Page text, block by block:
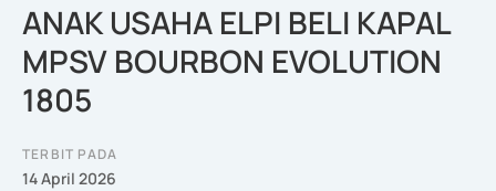
ANAK USAHA ELPI BELI KAPAL
MPSV BOURBON EVOLUTION
1805
TERBIT PADA
14 April 2026